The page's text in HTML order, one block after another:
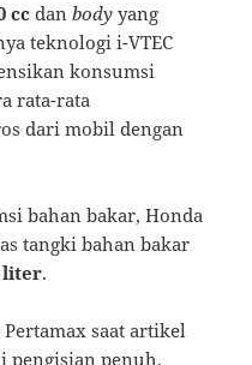
ccdanbody yang
teknologi i-VTEC
konsumsi
rata-rata
dari mobil dengan
bahan bakar, Honda
tangki bahan bakar
liter.
saat artikel
pengisian penuh,